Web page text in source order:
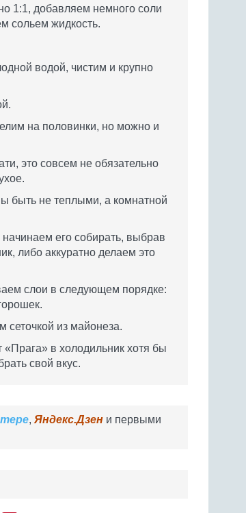
1:1, добавляем немного соли
сольем жидкость.
водой, чистим и крупно
на половинки, но можно и
это совсем не обязательно
быть не теплыми, а комнатной
его собирать, выбрав
либо аккуратно делаем это
слои в следующем порядке:
из майонеза.
в холодильник хотя бы
свой вкус.
, Яндекс.Дзен и первыми